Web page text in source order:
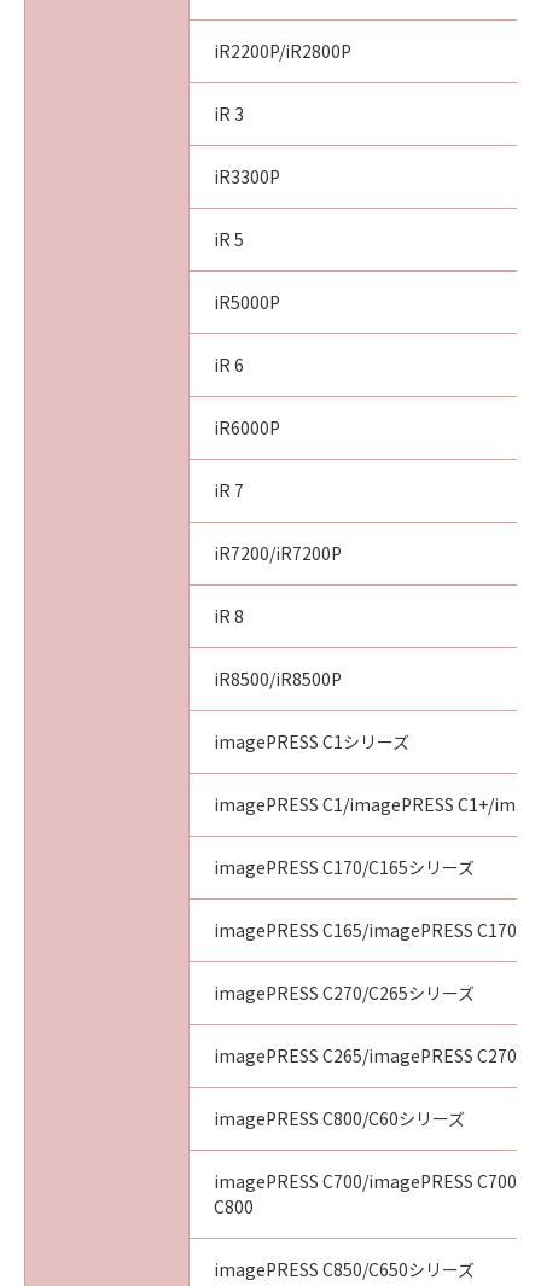
iR2200P/iR2800P
iR 3
iR3300P
iR 5
iR5000P
iR 6
iR6000P
iR 7
iR7200/iR7200P
iR 8
iR8500/iR8500P
imagePRESS C1シリーズ
imagePRESS C1/imagePRESS C1+/
imagePRESS C170/C165シリーズ
imagePRESS C165/imagePRESS C170
imagePRESS C270/C265シリーズ
imagePRESS C265/imagePRESS C270
imagePRESS C800/C60シリーズ
imagePRESS C700/imagePRESS C700L/
C800
imagePRESS C850/C650シリーズ